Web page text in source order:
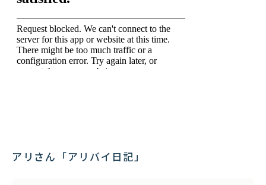
アリさん「アリバイ日記」